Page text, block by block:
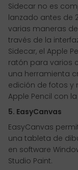
Sidecar no es
lanzado antes de
varias maneras
través de la
Sidecar, el Apple
ratón para varios
una herramienta
edición de fotos y
Apple Pencil con
5. EasyCanvas
EasyCanvas
una tableta de
en software
Studio Paint.